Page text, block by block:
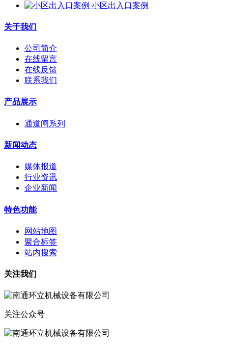
小区出入口案例
关于我们
公司简介
在线留言
在线反馈
联系我们
产品展示
通道闸系列
新闻动态
媒体报道
行业资讯
企业新闻
特色功能
网站地图
聚合标签
站内搜索
关注我们
关注公众号